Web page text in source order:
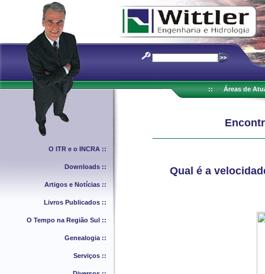
O ITR e o INCRA ::
Downloads ::
Artigos e Notícias ::
Livros Publicados ::
O Tempo na Região Sul ::
Genealogia ::
Serviços ::
:: Áreas de
Qual é a